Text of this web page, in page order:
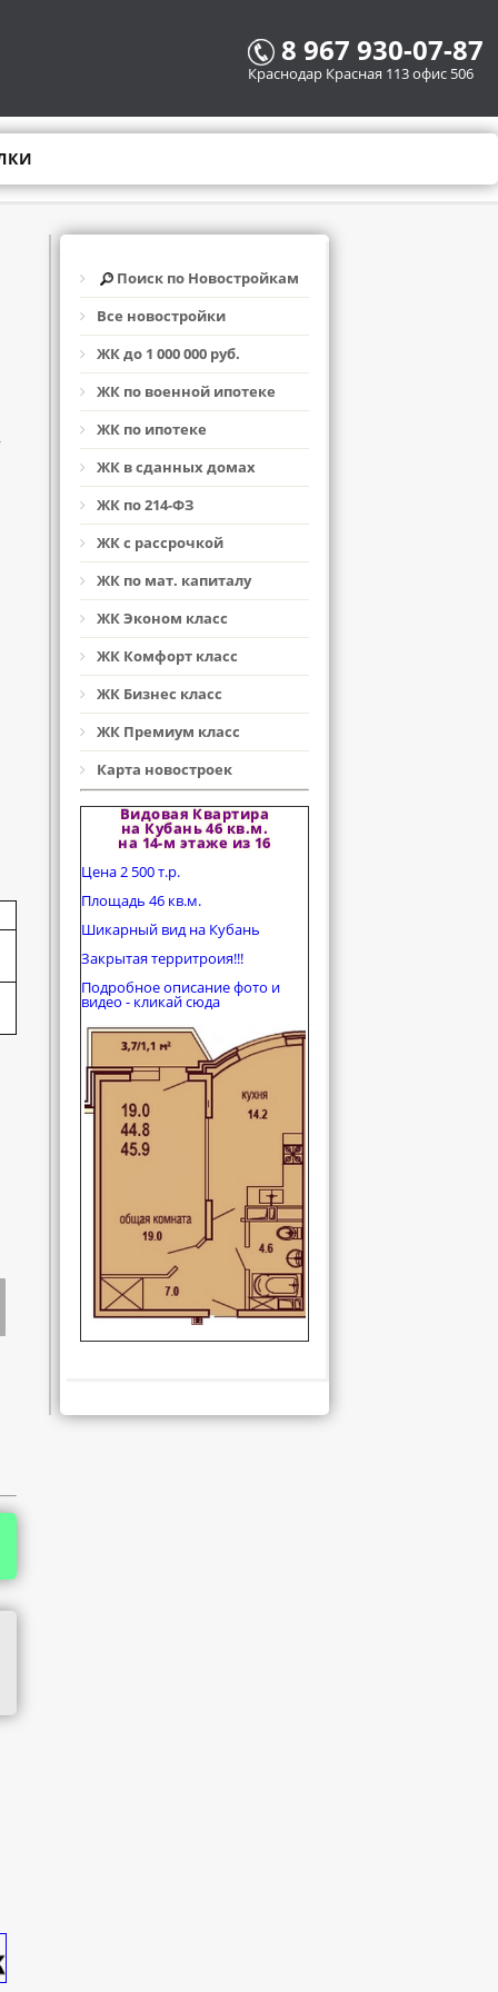
8 967 930-07-87
Краснодар Красная 113 офис 506
Поиск по Новостройкам
Все новостройки
ЖК до 1 000 000 руб.
ЖК по военной ипотеке
ЖК по ипотеке
ЖК в сданных домах
ЖК по 214-ФЗ
ЖК с рассрочкой
ЖК по мат. капиталу
ЖК Эконом класс
ЖК Комфорт класс
ЖК Бизнес класс
ЖК Премиум класс
Карта новостроек
Видовая Квартира
на Кубань 46 кв.м.
на 14-м этаже из 16
Цена 2 500 т.р.
Площадь 46 кв.м.
Шикарный вид на Кубань
Закрытая территроия!!!
Подробное описание фото и
видео - кликай сюда